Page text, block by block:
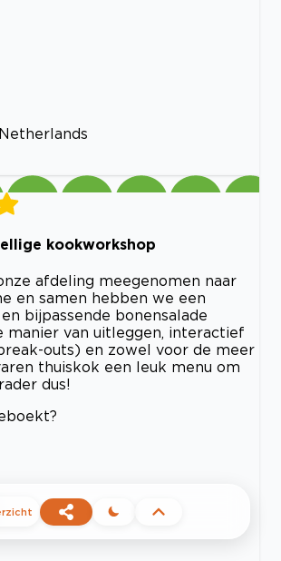
kookworkshop
afdeling meegenomen naar
en samen hebben we een
bijpassende bonensalade
manier van uitleggen, interactief
outs) en zowel voor de meer
thuiskok een leuk menu om
dus!